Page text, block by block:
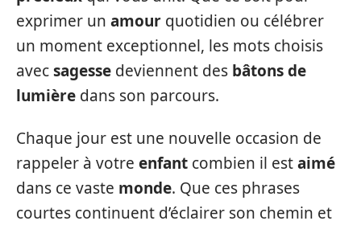
exprimer un amour quotidien ou célébrer
un moment exceptionnel, les mots choisis
avecsagesse deviennent des bâtons de
lumière dans son parcours.
Chaque jour est une nouvelle occasion de
rappeler à votre enfant combien il estaimé
dans ce vaste monde. Que ces phrases
courtes continuent d’éclairer son chemin et